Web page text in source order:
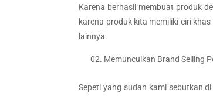
Karena berhasil membuat produk
karena produk kita memiliki ciri
lainnya.
Memunculkan Brand Selling
Sepeti yang sudah kami sebutkan